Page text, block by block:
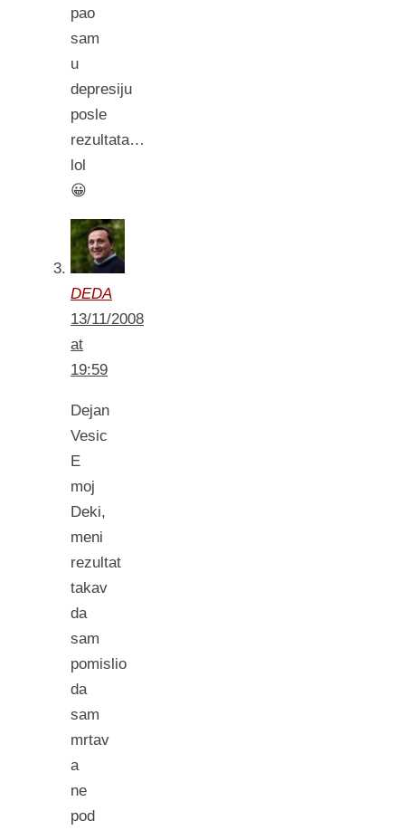
pao
sam
u
depresiju
posle
rezultata…
lol
😀
DEDA
13/11/2008
at
19:59
Dejan
Vesic
E
moj
Deki,
meni
rezultat
takav
da
sam
pomislio
da
sam
mrtav
a
ne
pod